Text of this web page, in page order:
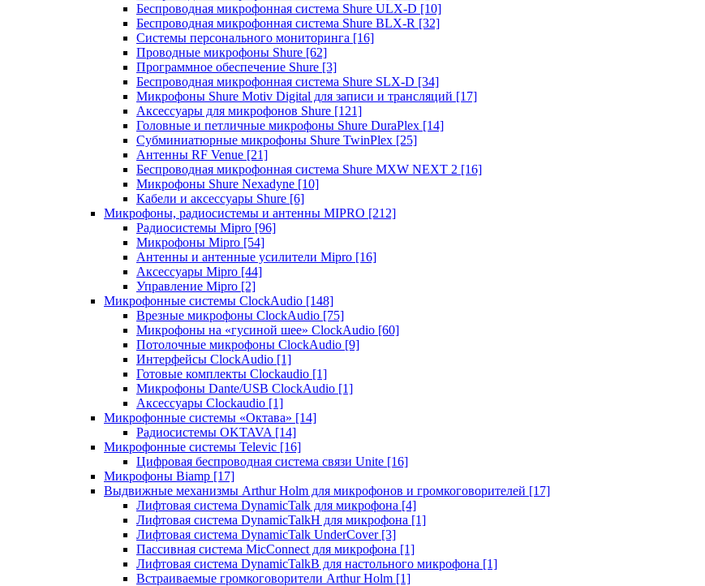
Беспроводная микрофонная система Shure ULX-D [10]
Беспроводная микрофонная система Shure BLX-R [32]
Системы персонального мониторинга [16]
Проводные микрофоны Shure [62]
Программное обеспечение Shure [3]
Беспроводная микрофонная система Shure SLX-D [34]
Микрофоны Shure Motiv Digital для записи и трансляций [17]
Аксессуары для микрофонов Shure [121]
Головные и петличные микрофоны Shure DuraPlex [14]
Субминиатюрные микрофоны Shure TwinPlex [25]
Антенны RF Venue [21]
Беспроводная микрофонная система Shure MXW NEXT 2 [16]
Микрофоны Shure Nexadyne [10]
Кабели и аксессуары Shure [6]
Микрофоны, радиосистемы и антенны MIPRO [212]
Радиосистемы Mipro [96]
Микрофоны Mipro [54]
Антенны и антенные усилители Mipro [16]
Аксессуары Mipro [44]
Управление Mipro [2]
Микрофонные системы ClockAudio [148]
Врезные микрофоны ClockAudio [75]
Микрофоны на «гусиной шее» ClockAudio [60]
Потолочные микрофоны ClockAudio [9]
Интерфейсы ClockAudio [1]
Готовые комплекты Clockaudio [1]
Микрофоны Dante/USB ClockAudio [1]
Аксессуары Clockaudio [1]
Микрофонные системы «Октава» [14]
Радиосистемы OKTAVA [14]
Микрофонные системы Televic [16]
Цифровая беспроводная система связи Unite [16]
Микрофоны Biamp [17]
Выдвижные механизмы Arthur Holm для микрофонов и громкоговорителей [17]
Лифтовая система DynamicTalk для микрофона [4]
Лифтовая система DynamicTalkH для микрофона [1]
Лифтовая система DynamicTalk UnderCover [3]
Пассивная система MicConnect для микрофона [1]
Лифтовая система DynamicTalkB для настольного микрофона [1]
Встраиваемые громкоговорители Arthur Holm [1]